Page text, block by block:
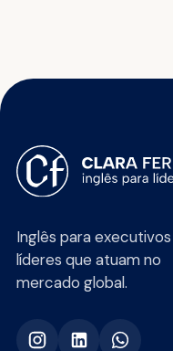
Inglês para
líderes que atuam no
mercado global.